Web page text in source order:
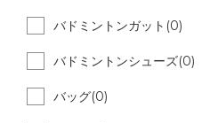
バドミントンガット(0)
バドミントンシューズ(0)
バッグ(0)